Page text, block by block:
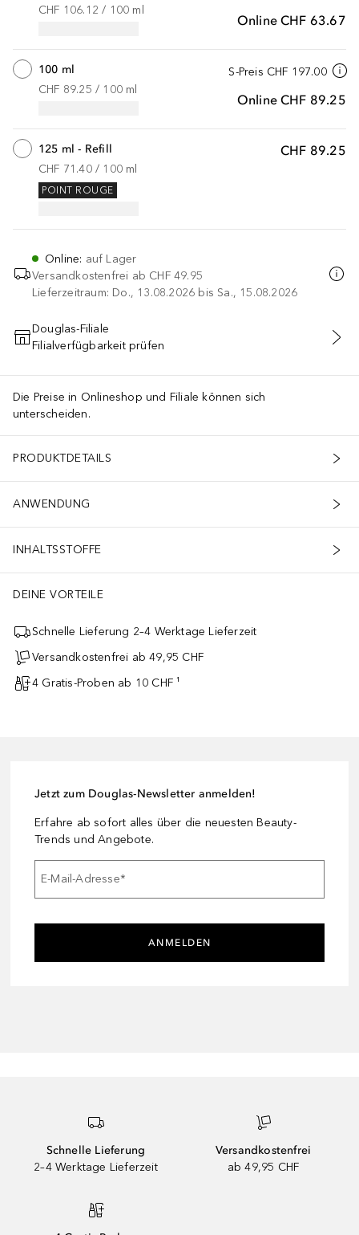
Online CHF 63.67
CHF 106.12 / 100 ml
S-Preis CHF 197.00
Online CHF 89.25
100 ml
CHF 89.25 / 100 ml
CHF 89.25
125 ml - Refill
CHF 71.40 / 100 ml
POINT ROUGE
Online: auf Lager
Versandkostenfrei ab CHF 49.95
Lieferzeitraum: Do., 13.08.2026 bis Sa., 15.08.2026
IN DEN WARENKORB
Douglas-Filiale
Filialverfügbarkeit prüfen
Die Preise in Onlineshop und Filiale können sich
unterscheiden.
PRODUKTDETAILS
ANWENDUNG
INHALTSSTOFFE
DEINE VORTEILE
Schnelle Lieferung 2–4 Werktage Lieferzeit
Versandkostenfrei ab 49,95 CHF
4 Gratis-Proben ab 10 CHF ¹
Jetzt zum Douglas-Newsletter anmelden!
Erfahre ab sofort alles über die neuesten Beauty-
Trends und Angebote.
E-Mail-Adresse*
ANMELDEN
Schnelle Lieferung
2–4 Werktage Lieferzeit
Versandkostenfrei
ab 49,95 CHF